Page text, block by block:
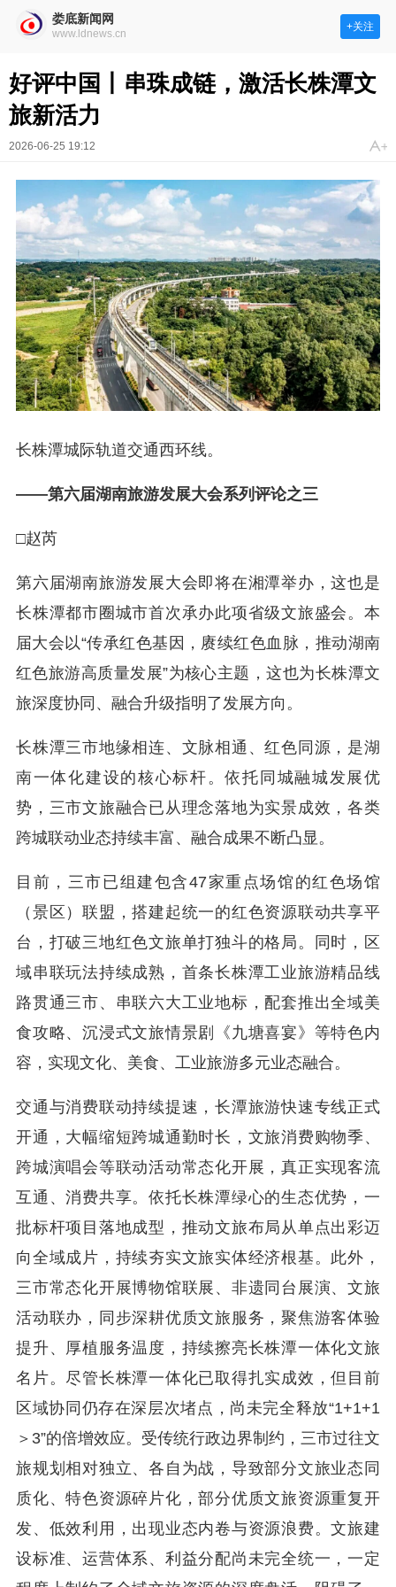
娄底新闻网
www.ldnews.cn
+关注
好评中国丨串珠成链，激活长株潭文
旅新活力
2026-06-25 19:12
长株潭城际轨道交通西环线。
——第六届湖南旅游发展大会系列评论之三
□赵芮
第六届湖南旅游发展大会即将在湘潭举办，这也是
长株潭都市圈城市首次承办此项省级文旅盛会。本
届大会以“传承红色基因，赓续红色血脉，推动湖南
红色旅游高质量发展”为核心主题，这也为长株潭文
旅深度协同、融合升级指明了发展方向。
长株潭三市地缘相连、文脉相通、红色同源，是湖
南一体化建设的核心标杆。依托同城融城发展优
势，三市文旅融合已从理念落地为实景成效，各类
跨城联动业态持续丰富、融合成果不断凸显。
目前，三市已组建包含47家重点场馆的红色场馆
（景区）联盟，搭建起统一的红色资源联动共享平
台，打破三地红色文旅单打独斗的格局。同时，区
域串联玩法持续成熟，首条长株潭工业旅游精品线
路贯通三市、串联六大工业地标，配套推出全域美
食攻略、沉浸式文旅情景剧《九塘喜宴》等特色内
容，实现文化、美食、工业旅游多元业态融合。
交通与消费联动持续提速，长潭旅游快速专线正式
开通，大幅缩短跨城通勤时长，文旅消费购物季、
跨城演唱会等联动活动常态化开展，真正实现客流
互通、消费共享。依托长株潭绿心的生态优势，一
批标杆项目落地成型，推动文旅布局从单点出彩迈
向全域成片，持续夯实文旅实体经济根基。此外，
三市常态化开展博物馆联展、非遗同台展演、文旅
活动联办，同步深耕优质文旅服务，聚焦游客体验
提升、厚植服务温度，持续擦亮长株潭一体化文旅
名片。尽管长株潭一体化已取得扎实成效，但目前
区域协同仍存在深层次堵点，尚未完全释放“1+1+1
＞3”的倍增效应。受传统行政边界制约，三市过往文
旅规划相对独立、各自为战，导致部分文旅业态同
质化、特色资源碎片化，部分优质文旅资源重复开
发、低效利用，出现业态内卷与资源浪费。文旅建
设标准、运营体系、利益分配尚未完全统一，一定